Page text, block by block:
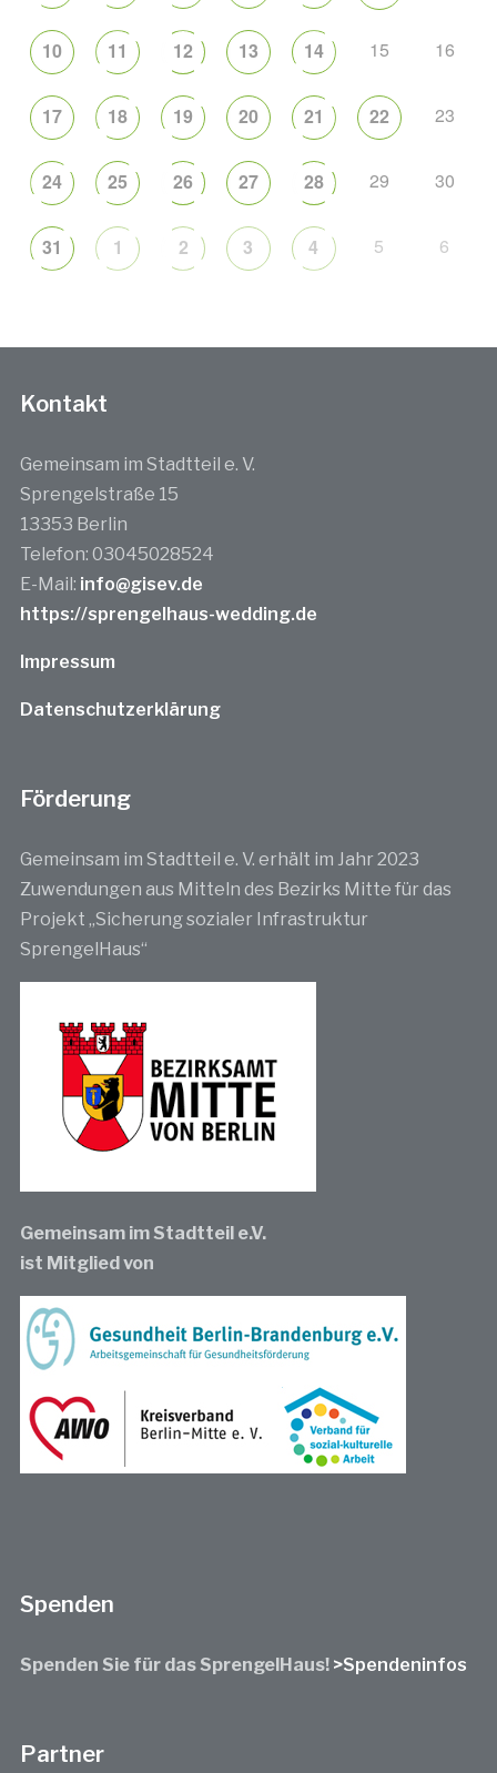
10 11 12 13 14 15 16
17 18 19 20 21 22 23
24 25 26 27 28 29 30
31 1 2 3 4 5 6
Kontakt
Gemeinsam im Stadtteil e. V.
Sprengelstraße 15
13353 Berlin
Telefon: 03045028524
E-Mail: info@gisev.de
https://sprengelhaus-wedding.de
Impressum
Datenschutzerklärung
Förderung
Gemeinsam im Stadtteil e. V. erhält im Jahr 2023
Zuwendungen aus Mitteln des Bezirks Mitte für das
Projekt „Sicherung sozialer Infrastruktur
SprengelHaus“
Gemeinsam im Stadtteil e.V.
ist Mitglied von
Spenden
Spenden Sie für das SprengelHaus! >Spendeninfos
Partner